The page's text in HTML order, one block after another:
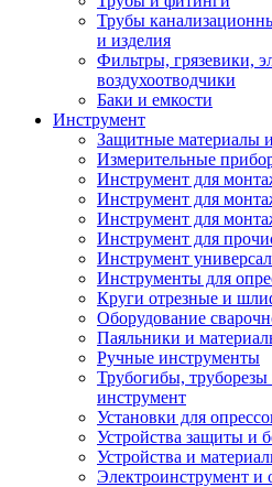
Трубы
и изделия
Фильтры, грязевики,
воздухоотводчики
Баки и емкости
Инструмент
Защитные материалы
Измерительные
Инструмент для
Инструмент для
Инструмент для
Инструмент для
Инструмент
Инструменты для
Круги отрезные и
Оборудование
Паяльники и
Ручные инструменты
Трубогибы, труборезы
инструмент
Установки для
Устройства защиты и
Устройства и
Электроинструмент и